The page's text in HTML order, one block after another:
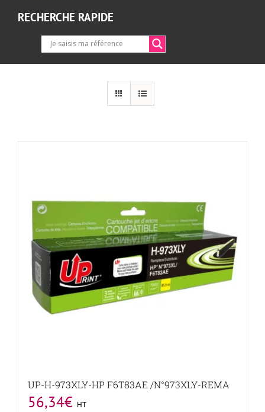
RECHERCHE RAPIDE
UP-H-973XLY-HP F6T83AE /N°973XLY-REMA
56,34€ HT